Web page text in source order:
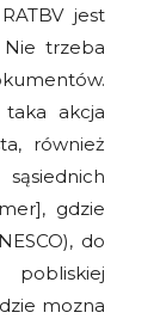
jest
Nie trzeba
akcja
również
gdzie
do
mozna